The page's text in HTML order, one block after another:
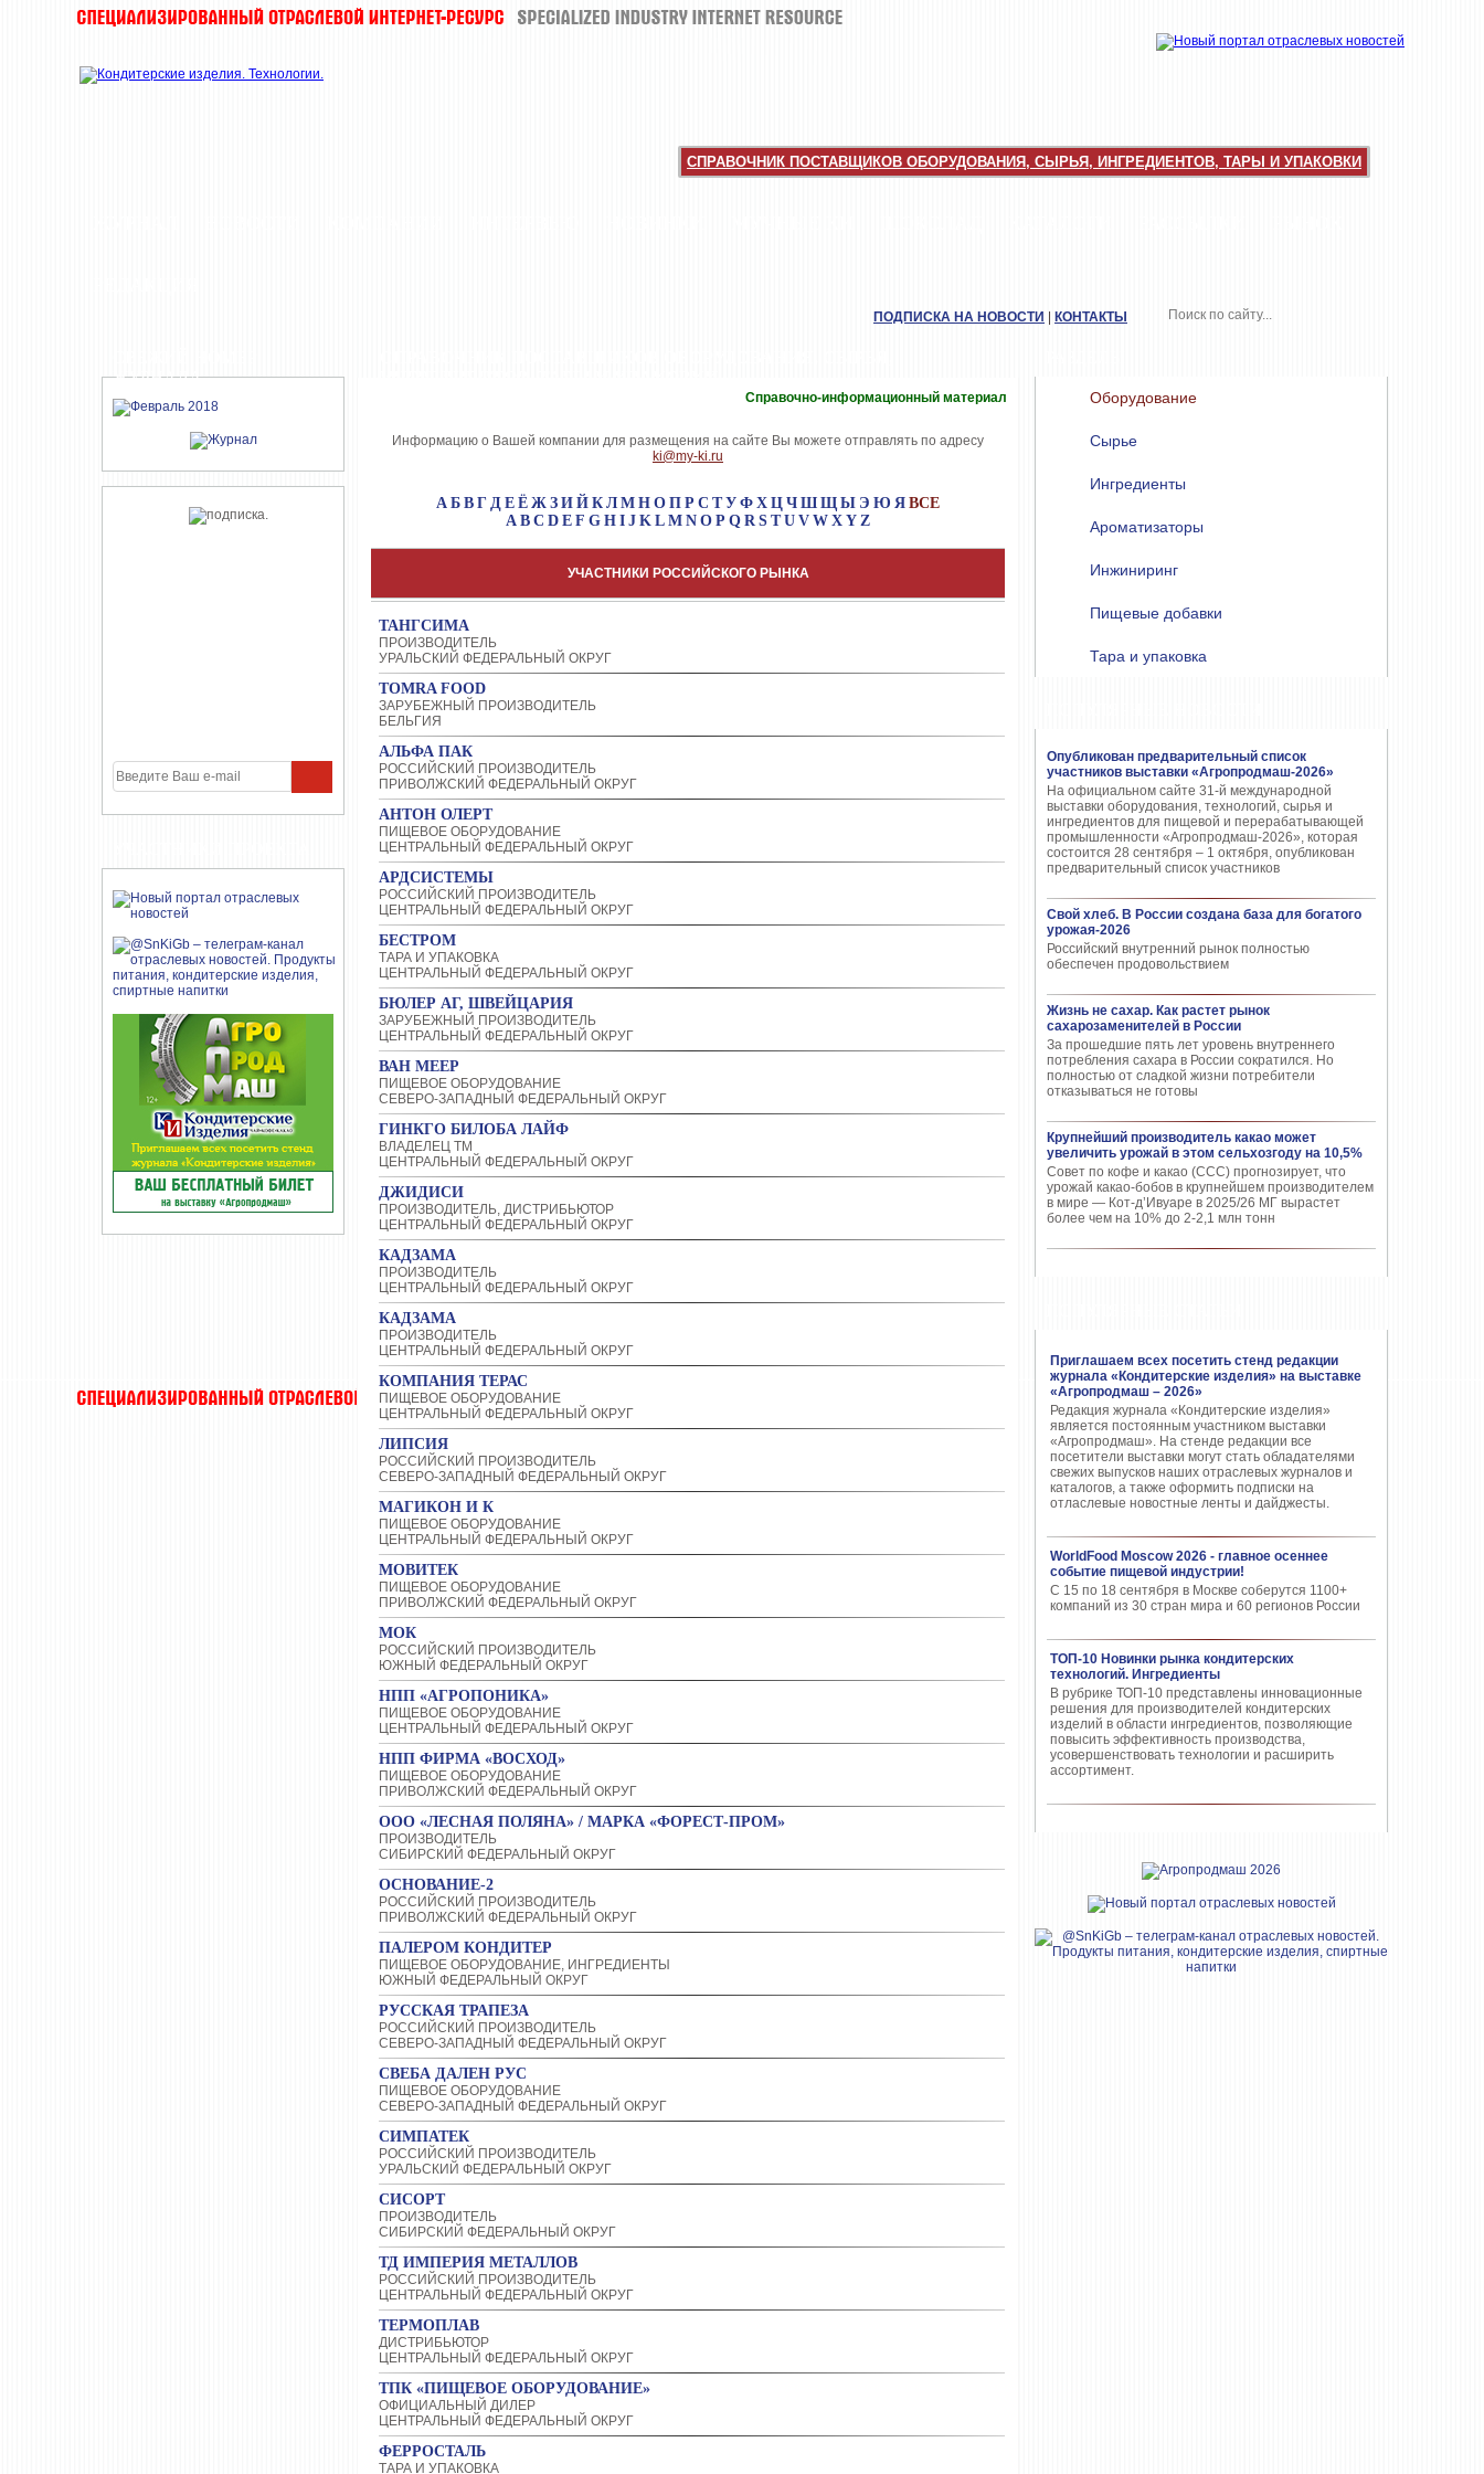
СПРАВОЧНИК ПОСТАВЩИКОВ ОБОРУДОВАНИЯ, СЫРЬЯ, ИНГРЕДИЕНТОВ, ТАРЫ И УПАКОВКИ
ЖУРНАЛА
Оборудование
Сырье
Ингредиенты
Ароматизаторы
Инжиниринг
Пищевые добавки
Тара и упаковка
Опубликован предварительный список
участников выставки «Агропродмаш-2026»
На официальном сайте 31-й международной
выставки оборудования, технологий, сырья и
ингредиентов для пищевой и перерабатывающей
промышленности «Агропродмаш-2026», которая
состоится 28 сентября – 1 октября, опубликован
предварительный список участников
Свой хлеб. В России создана база для богатого
урожая-2026
Российский внутренний рынок полностью
обеспечен продовольствием
Жизнь не сахар. Как растет рынок
сахарозаменителей в России
За прошедшие пять лет уровень внутреннего
потребления сахара в России сократился. Но
полностью от сладкой жизни потребители
отказываться не готовы
Крупнейший производитель какао может
увеличить урожай в этом сельхозгоду на 10,5%
Совет по кофе и какао (CCC) прогнозирует, что
урожай какао-бобов в крупнейшем производителем
в мире — Кот-д’Ивуаре в 2025/26 МГ вырастет
более чем на 10% до 2-2,1 млн тонн
Приглашаем всех посетить стенд редакции
журнала «Кондитерские изделия» на выставке
«Агропродмаш – 2026»
Редакция журнала «Кондитерские изделия»
является постоянным участником выставки
«Агропродмаш». На стенде редакции все
посетители выставки могут стать обладателями
свежих выпусков наших отраслевых журналов и
каталогов, а также оформить подписки на
отласлевые новостные ленты и дайджесты.
WorldFood Moscow 2026 - главное осеннее
событие пищевой индустрии!
С 15 по 18 сентября в Москве соберутся 1100+
компаний из 30 стран мира и 60 регионов России
ТОП-10 Новинки рынка кондитерских
технологий. Ингредиенты
В рубрике ТОП-10 представлены инновационные
решения для производителей кондитерских
изделий в области ингредиентов, позволяющие
повысить эффективность производства,
усовершенствовать технологии и расширить
ассортимент.
ПОДПИСКА НА НОВОСТИ КОНТАКТЫ
Справочно-информационный материал
Информацию о Вашей компании для размещения на сайте Вы можете отправлять по адресу
ki@my-ki.ru
А Б В Г Д Е Ё Ж З И Й К Л М Н О П Р С Т У Ф Х Ц Ч Ш Щ Ы Э Ю Я ВСЕ
A B C D E F G H I J K L M N O P Q R S T U V W X Y Z
УЧАСТНИКИ РОССИЙСКОГО РЫНКА
ТАНГСИМА
ПРОИЗВОДИТЕЛЬ
УРАЛЬСКИЙ ФЕДЕРАЛЬНЫЙ ОКРУГ
TOMRA FOOD
ЗАРУБЕЖНЫЙ ПРОИЗВОДИТЕЛЬ
БЕЛЬГИЯ
АЛЬФА ПАК
РОССИЙСКИЙ ПРОИЗВОДИТЕЛЬ
ПРИВОЛЖСКИЙ ФЕДЕРАЛЬНЫЙ ОКРУГ
АНТОН ОЛЕРТ
ПИЩЕВОЕ ОБОРУДОВАНИЕ
ЦЕНТРАЛЬНЫЙ ФЕДЕРАЛЬНЫЙ ОКРУГ
АРДСИСТЕМЫ
РОССИЙСКИЙ ПРОИЗВОДИТЕЛЬ
ЦЕНТРАЛЬНЫЙ ФЕДЕРАЛЬНЫЙ ОКРУГ
БЕСТРОМ
ТАРА И УПАКОВКА
ЦЕНТРАЛЬНЫЙ ФЕДЕРАЛЬНЫЙ ОКРУГ
БЮЛЕР АГ, ШВЕЙЦАРИЯ
ЗАРУБЕЖНЫЙ ПРОИЗВОДИТЕЛЬ
ЦЕНТРАЛЬНЫЙ ФЕДЕРАЛЬНЫЙ ОКРУГ
ВАН МЕЕР
ПИЩЕВОЕ ОБОРУДОВАНИЕ
СЕВЕРО-ЗАПАДНЫЙ ФЕДЕРАЛЬНЫЙ ОКРУГ
ГИНКГО БИЛОБА ЛАЙФ
ВЛАДЕЛЕЦ ТМ
ЦЕНТРАЛЬНЫЙ ФЕДЕРАЛЬНЫЙ ОКРУГ
ДЖИДИСИ
ПРОИЗВОДИТЕЛЬ, ДИСТРИБЬЮТОР
ЦЕНТРАЛЬНЫЙ ФЕДЕРАЛЬНЫЙ ОКРУГ
КАДЗАМА
ПРОИЗВОДИТЕЛЬ
ЦЕНТРАЛЬНЫЙ ФЕДЕРАЛЬНЫЙ ОКРУГ
КАДЗАМА
ПРОИЗВОДИТЕЛЬ
ЦЕНТРАЛЬНЫЙ ФЕДЕРАЛЬНЫЙ ОКРУГ
КОМПАНИЯ ТЕРАС
ПИЩЕВОЕ ОБОРУДОВАНИЕ
ЦЕНТРАЛЬНЫЙ ФЕДЕРАЛЬНЫЙ ОКРУГ
ЛИПСИЯ
РОССИЙСКИЙ ПРОИЗВОДИТЕЛЬ
СЕВЕРО-ЗАПАДНЫЙ ФЕДЕРАЛЬНЫЙ ОКРУГ
МАГИКОН И К
ПИЩЕВОЕ ОБОРУДОВАНИЕ
ЦЕНТРАЛЬНЫЙ ФЕДЕРАЛЬНЫЙ ОКРУГ
МОВИТЕК
ПИЩЕВОЕ ОБОРУДОВАНИЕ
ПРИВОЛЖСКИЙ ФЕДЕРАЛЬНЫЙ ОКРУГ
МОК
РОССИЙСКИЙ ПРОИЗВОДИТЕЛЬ
ЮЖНЫЙ ФЕДЕРАЛЬНЫЙ ОКРУГ
НПП «АГРОПОНИКА»
ПИЩЕВОЕ ОБОРУДОВАНИЕ
ЦЕНТРАЛЬНЫЙ ФЕДЕРАЛЬНЫЙ ОКРУГ
НПП ФИРМА «ВОСХОД»
ПИЩЕВОЕ ОБОРУДОВАНИЕ
ПРИВОЛЖСКИЙ ФЕДЕРАЛЬНЫЙ ОКРУГ
ООО «ЛЕСНАЯ ПОЛЯНА» / МАРКА «ФОРЕСТ-ПРОМ»
ПРОИЗВОДИТЕЛЬ
СИБИРСКИЙ ФЕДЕРАЛЬНЫЙ ОКРУГ
ОСНОВАНИЕ-2
РОССИЙСКИЙ ПРОИЗВОДИТЕЛЬ
ПРИВОЛЖСКИЙ ФЕДЕРАЛЬНЫЙ ОКРУГ
ПАЛЕРОМ КОНДИТЕР
ПИЩЕВОЕ ОБОРУДОВАНИЕ, ИНГРЕДИЕНТЫ
ЮЖНЫЙ ФЕДЕРАЛЬНЫЙ ОКРУГ
РУССКАЯ ТРАПЕЗА
РОССИЙСКИЙ ПРОИЗВОДИТЕЛЬ
СЕВЕРО-ЗАПАДНЫЙ ФЕДЕРАЛЬНЫЙ ОКРУГ
СВЕБА ДАЛЕН РУС
ПИЩЕВОЕ ОБОРУДОВАНИЕ
СЕВЕРО-ЗАПАДНЫЙ ФЕДЕРАЛЬНЫЙ ОКРУГ
СИМПАТЕК
РОССИЙСКИЙ ПРОИЗВОДИТЕЛЬ
УРАЛЬСКИЙ ФЕДЕРАЛЬНЫЙ ОКРУГ
СИСОРТ
ПРОИЗВОДИТЕЛЬ
СИБИРСКИЙ ФЕДЕРАЛЬНЫЙ ОКРУГ
ТД ИМПЕРИЯ МЕТАЛЛОВ
РОССИЙСКИЙ ПРОИЗВОДИТЕЛЬ
ЦЕНТРАЛЬНЫЙ ФЕДЕРАЛЬНЫЙ ОКРУГ
ТЕРМОПЛАВ
ДИСТРИБЬЮТОР
ЦЕНТРАЛЬНЫЙ ФЕДЕРАЛЬНЫЙ ОКРУГ
ТПК «ПИЩЕВОЕ ОБОРУДОВАНИЕ»
ОФИЦИАЛЬНЫЙ ДИЛЕР
ЦЕНТРАЛЬНЫЙ ФЕДЕРАЛЬНЫЙ ОКРУГ
ФЕРРОСТАЛЬ
ТАРА И УПАКОВКА